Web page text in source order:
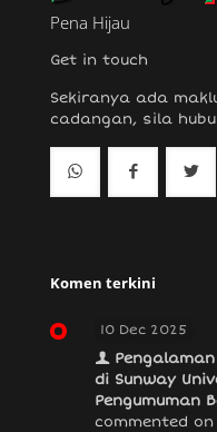
Pena Hijau
Get in touch
Sekiranya ada
cadangan, sila
Komen terkini
10 Dec 2025
di Sunway
Pengumuman
commented on